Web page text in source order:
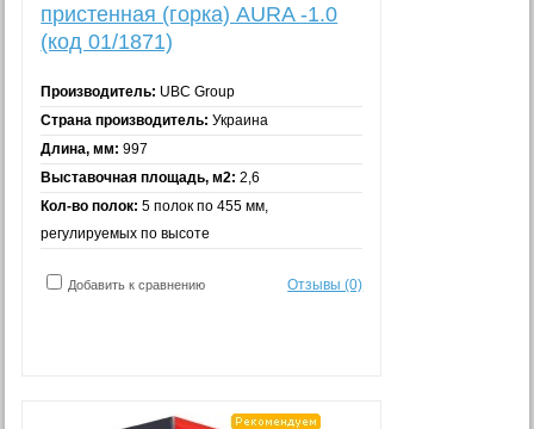
пристенная (горка) AURA -1.0
(код 01/1871)
Производитель: UBC Group
Страна производитель: Украина
Длина, мм: 997
Выставочная площадь, м2: 2,6
Кол-во полок: 5 полок по 455 мм,
регулируемых по высоте
Добавить к сравнению Отзывы (0)